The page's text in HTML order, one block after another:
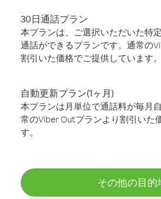
30日通話プラン
本プランは、ご選択いただいた特
通話ができるプランです。通常の
割引いた価格でご提供しています。
自動更新プラン(1ヶ月)
本プランは月単位で通話料が毎月
常のViber Outプランより割引いた
す。
その他の目的